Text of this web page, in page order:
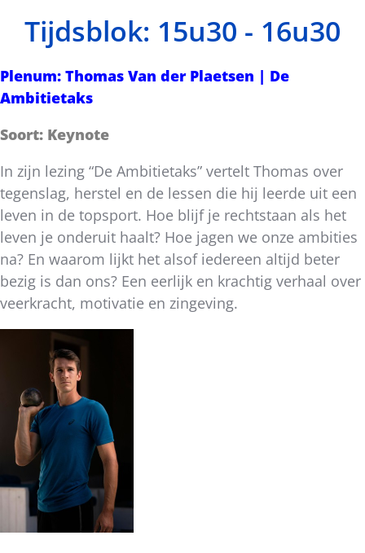
Tijdsblok: 15u30 - 16u30
Plenum: Thomas Van der Plaetsen | De
Ambitietaks
Soort: Keynote
In zijn lezing “De Ambitietaks” vertelt Thomas over
tegenslag, herstel en de lessen die hij leerde uit een
leven in de topsport. Hoe blijf je rechtstaan als het
leven je onderuit haalt? Hoe jagen we onze ambities
na? En waarom lijkt het alsof iedereen altijd beter
bezig is dan ons? Een eerlijk en krachtig verhaal over
veerkracht, motivatie en zingeving.